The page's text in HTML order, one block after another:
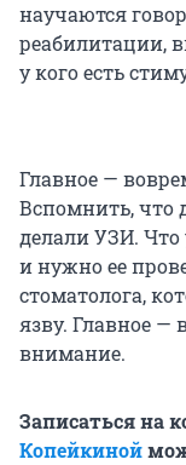
научаются
реабилитации,
у кого есть
Главное —
Вспомнить, что
делали УЗИ.
и нужно ее
стоматолога,
язву. Главное —
внимание.
Записаться на
Копейкиной